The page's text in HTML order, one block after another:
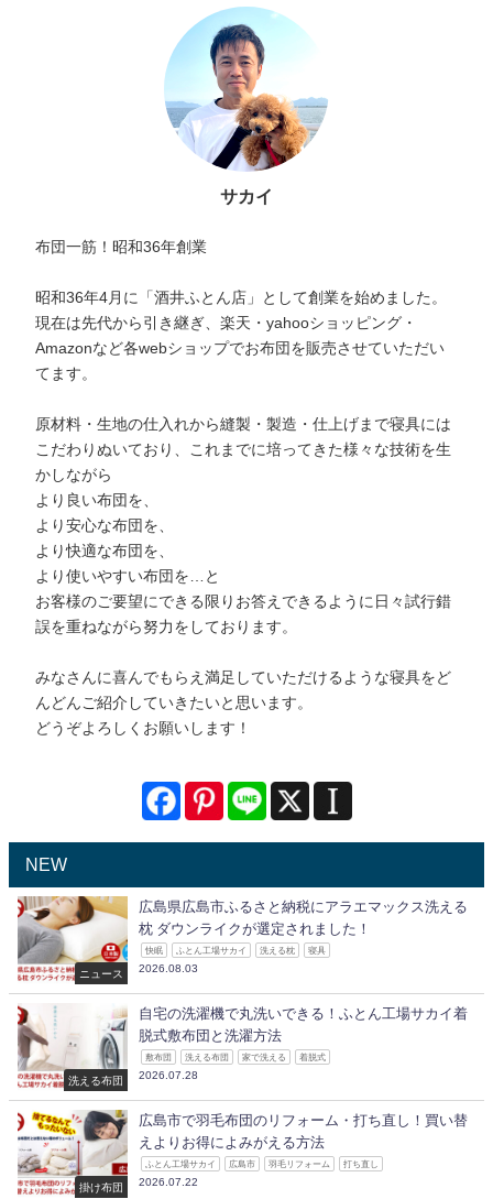
サカイ
布団一筋！昭和36年創業
昭和36年4月に「酒井ふとん店」として創業を始めました。
現在は先代から引き継ぎ、楽天・yahooショッピング・
Amazonなど各webショップでお布団を販売させていただい
てます。
原材料・生地の仕入れから縫製・製造・仕上げまで寝具には
こだわりぬいており、これまでに培ってきた様々な技術を生
かしながら
より良い布団を、
より安心な布団を、
より快適な布団を、
より使いやすい布団を…と
お客様のご要望にできる限りお答えできるように日々試行錯
誤を重ねながら努力をしております。
みなさんに喜んでもらえ満足していただけるような寝具をど
んどんご紹介していきたいと思います。
どうぞよろしくお願いします！
NEW
ニュース
広島県広島市ふるさと納税にアラエマックス洗える
枕 ダウンライクが選定されました！
快眠 ふとん工場サカイ 洗える枕 寝具
2026.08.03
洗える布団
自宅の洗濯機で丸洗いできる！ふとん工場サカイ着
脱式敷布団と洗濯方法
敷布団 洗える布団 家で洗える 着脱式
2026.07.28
掛け布団
広島市で羽毛布団のリフォーム・打ち直し！買い替
えよりお得によみがえる方法
ふとん工場サカイ 広島市 羽毛リフォーム 打ち直し
2026.07.22